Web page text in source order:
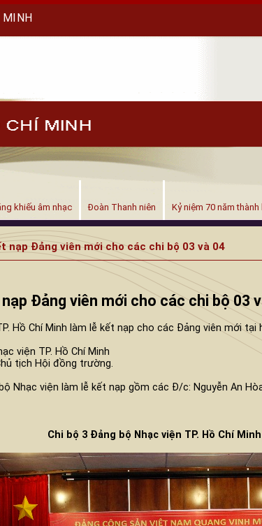
MINH
khiếu âm nhạc Đoàn Thanh niên Kỷ niệm 70 năm thành
nạp Đảng viên mới cho các chi bộ 03 và 04
Đảng viên mới cho các chi bộ 03
Hồ Chí Minh làm lễ kết nạp cho các Đảng viên mới tại
viện TP. Hồ Chí Minh
tịch Hội đồng trường.
viện làm lễ kết nạp gồm các Đ/c: Nguyễn An
Chi bộ 3 Đảng bộ Nhạc viện TP. Hồ Chí Minh